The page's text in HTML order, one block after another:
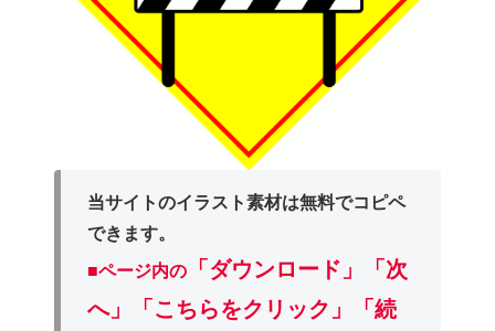
当サイトのイラスト素材は無料でコピペ
できます。
■ページ内の
「ダウンロード」
「次
へ」「こちらをクリック」「続